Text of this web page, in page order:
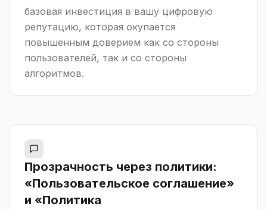
базовая инвестиция в вашу цифровую
репутацию, которая окупается
повышенным доверием как со стороны
пользователей, так и со стороны
алгоритмов.
Прозрачность через политики:
«Пользовательское соглашение»
и «Политика